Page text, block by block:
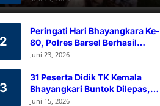
Ramah Lingkungan
2
Peringati Hari Bhayangkara Ke-
80, Polres Barsel Berhasil
Himpun 80 Kantong Darah
Juni 23, 2026
3
31 Peserta Didik TK Kemala
Bhayangkari Buntok Dilepas,
Kapolres Barsel Tekankan
Juni 15, 2026